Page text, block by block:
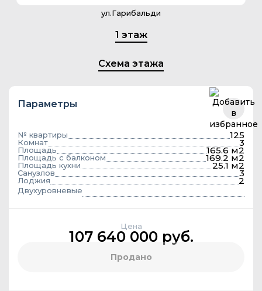
ул.Гарибальди
1 этаж
Схема этажа
Параметры
№ квартиры 125
Комнат 3
Площадь 165.6 м2
Площадь с балконом 169.2 м2
Площадь кухни 25.1 м2
Санузлов 3
Лоджия 2
Двухуровневые
Цена
107 640 000 руб.
Продано